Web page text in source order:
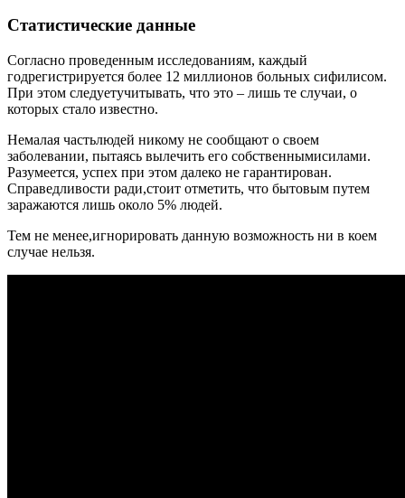
Статистические данные
Согласно проведенным исследованиям, каждый
годрегистрируется более 12 миллионов больных сифилисом.
При этом следуетучитывать, что это – лишь те случаи, о
которых стало известно.
Немалая частьлюдей никому не сообщают о своем
заболевании, пытаясь вылечить его собственнымисилами.
Разумеется, успех при этом далеко не гарантирован.
Справедливости ради,стоит отметить, что бытовым путем
заражаются лишь около 5% людей.
Тем не менее,игнорировать данную возможность ни в коем
случае нельзя.